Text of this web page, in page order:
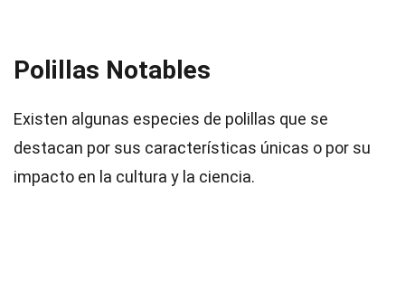
Polillas Notables
Existen algunas especies de polillas que se
destacan por sus características únicas o por su
impacto en la cultura y la ciencia.